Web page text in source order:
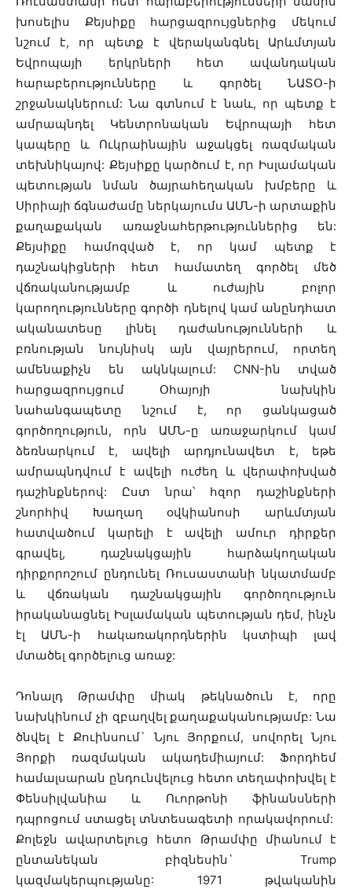
խոսելիս Քեյսիքը հարցազրույցներից մեկում
նշում է, որ պետք է վերականգնել Արևմտյան
Եվրոպայի երկրների հետ ավանդական
հարաբերությունները և գործել ՆԱՏՕ-ի
շրջանակներում: Նա գտնում է նաև, որ պետք է
ամրապնդել Կենտրոնական Եվրոպայի հետ
կապերը և Ուկրաինային աջակցել ռազմական
տեխնիկայով: Քեյսիքը կարծում է, որ Իսլամական
պետության նման ծայրահեղական խմբերը և
Սիրիայի ճգնաժամը ներկայումս ԱՄՆ-ի արտաքին
քաղաքական առաջնահերթություններից են:
Քեյսիքը համոզված է, որ կամ պետք է
դաշնակիցների հետ համատեղ գործել մեծ
վճռականությամբ և ուժային բոլոր
կարողությունները գործի դնելով կամ անընդհատ
ականատեսը լինել դաժանությունների և
բռնության նույնիսկ այն վայրերում, որտեղ
ամենաքիչն են ակնկալում: CNN-ին տված
հարցազրույցում Օհայոյի նախկին
նահանգապետը նշում է, որ ցանկացած
գործողություն, որն ԱՄՆ-ը առաջարկում կամ
ձեռնարկում է, ավելի արդյունավետ է, եթե
ամրապնդվում է ավելի ուժեղ և վերափոխված
դաշինքներով: Ըստ նրա՝ հզոր դաշինքների
շնորհիվ Խաղաղ օվկիանոսի արևմտյան
հատվածում կարելի է ավելի ամուր դիրքեր
գրավել, դաշնակցային հարձակողական
դիրքորոշում ընդունել Ռուսաստանի նկատմամբ
և վճռական դաշնակցային գործողություն
իրականացնել Իսլամական պետության դեմ, ինչն
էլ ԱՄՆ-ի հակառակորդներին կստիպի լավ
մտածել գործելուց առաջ:
Դոնալդ Թրամփը միակ թեկնածուն է, որը
նախկինում չի զբաղվել քաղաքականությամբ: Նա
ծնվել է Քուինսում` Նյու Յորքում, սովորել Նյու
Յորքի ռազմական ակադեմիայում: Ֆորդհեմ
համալսարան ընդունվելուց հետո տեղափոխվել է
Փենսիլվանիա և Ուորթոնի ֆինանսների
դպրոցում ստացել տնտեսագետի որակավորում:
Քոլեջն ավարտելուց հետո Թրամփը միանում է
ընտանեկան բիզնեսին` Trump
կազմակերպությանը: 1971 թվականին